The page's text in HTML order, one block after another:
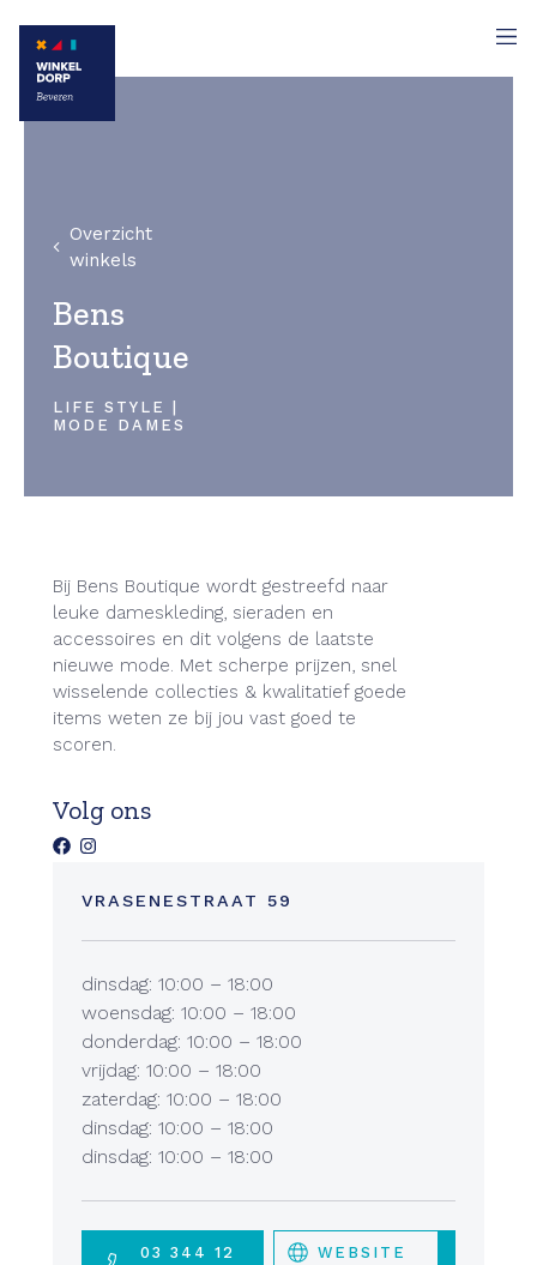
Overzicht
winkels
Bens
Boutique
LIFE STYLE |
MODE DAMES
Bij Bens Boutique wordt gestreefd naar
leuke dameskleding, sieraden en
accessoires en dit volgens de laatste
nieuwe mode. Met scherpe prijzen, snel
wisselende collecties & kwalitatief goede
items weten ze bij jou vast goed te
scoren.
Volg ons
VRASENESTRAAT 59
dinsdag: 10:00 – 18:00
woensdag: 10:00 – 18:00
donderdag: 10:00 – 18:00
vrijdag: 10:00 – 18:00
zaterdag: 10:00 – 18:00
dinsdag: 10:00 – 18:00
dinsdag: 10:00 – 18:00
03 344 12
WEBSITE